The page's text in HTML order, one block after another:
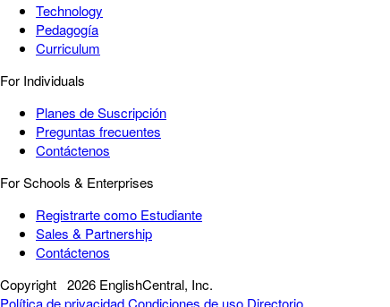
Technology
Pedagogía
Curriculum
For Individuals
Planes de Suscripción
Preguntas frecuentes
Contáctenos
For Schools & Enterprises
Registrarte como Estudiante
Sales & Partnership
Contáctenos
Copyright 2026 EnglishCentral, Inc.